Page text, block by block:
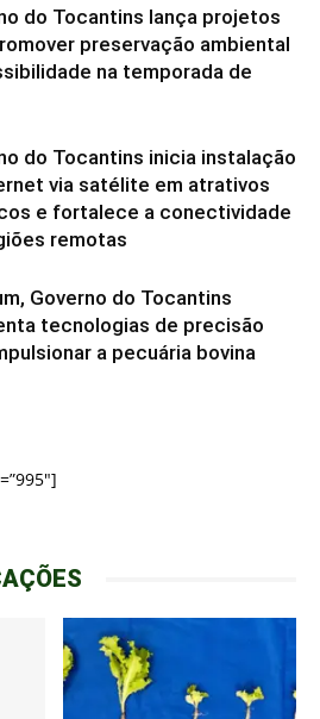
do Tocantins lança projetos
preservação ambiental
na temporada de
do Tocantins inicia instalação
via satélite em atrativos
e fortalece a conectividade
remotas
Governo do Tocantins
tecnologias de precisão
a pecuária bovina